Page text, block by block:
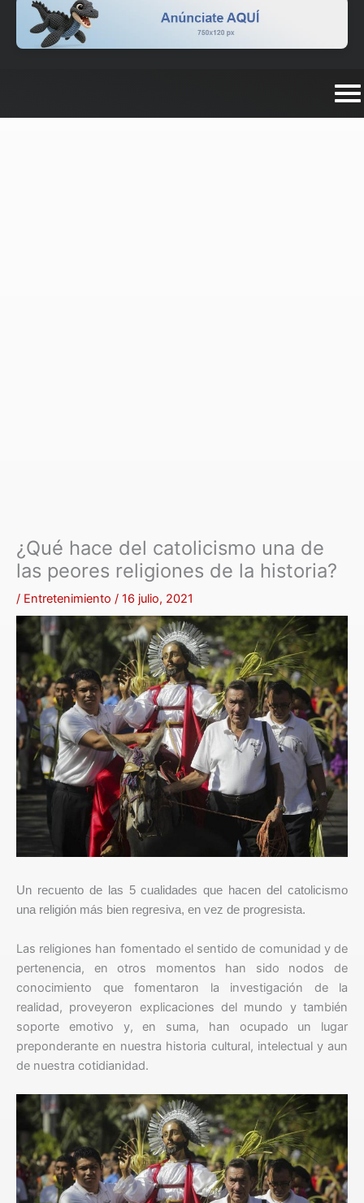
¿Qué hace del catolicismo una de
las peores religiones de la historia?
/ Entretenimiento / 16 julio, 2021
Un recuento de las 5 cualidades que hacen del catolicismo
una religión más bien regresiva, en vez de progresista.
Las religiones han fomentado el sentido de comunidad y de
pertenencia, en otros momentos han sido nodos de
conocimiento que fomentaron la investigación de la
realidad, proveyeron explicaciones del mundo y también
soporte emotivo y, en suma, han ocupado un lugar
preponderante en nuestra historia cultural, intelectual y aun
de nuestra cotidianidad.